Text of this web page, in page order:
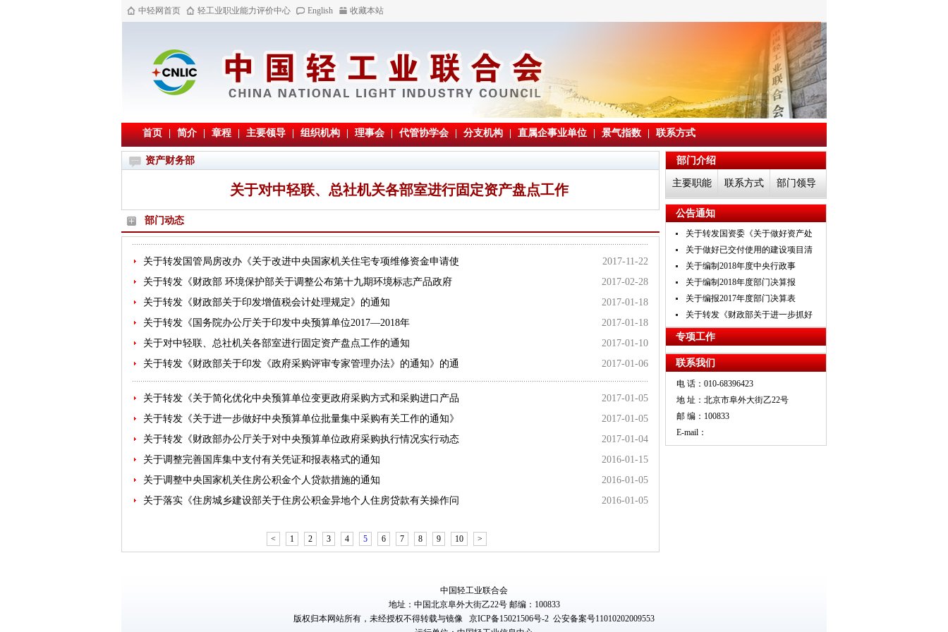
中轻网首页 轻工业职业能力评价中心 English 收藏本站
首页 | 简介 | 章程 | 主要领导 | 组织机构 | 理事会 | 代管协学会 | 分支机构 | 直属企事业单位 | 景气指数 | 联系方式
资产财务部
关于对中轻联、总社机关各部室进行固定资产盘点工作
部门动态
关于转发国管局房改办《关于改进中央国家机关住宅专项维修资金申请使
2017-11-22
关于转发《财政部 环境保护部关于调整公布第十九期环境标志产品政府
2017-02-28
关于转发《财政部关于印发增值税会计处理规定》的通知
2017-01-18
关于转发《国务院办公厅关于印发中央预算单位​2017—2018年
2017-01-18
关于对中轻联、总社机关各部室进行固定资产盘点工作的通知
2017-01-10
关于转发《财政部关于印发《政府采购评审专家管理办法》的通知》的通
2017-01-06
关于转发《关于简化优化中央预算单位变更政府采购方式和采购进口产品
2017-01-05
关于转发《关于进一步做好中央预算单位批量集中采购有关工作的通知》
2017-01-05
关于转发《财政部办公厅关于对中央预算单位政府采购执行情况实行动态
2017-01-04
关于调整完善国库集中支付有关凭证和报表格式的通知
2016-01-15
关于调整中央国家机关住房公积金个人贷款措施的通知
2016-01-05
关于落实《住房城乡建设部关于住房公积金异地个人住房贷款有关操作问
2016-01-05
< 1 2 3 4 5 6 7 8 9 10 >
部门介绍
主要职能 联系方式 部门领导
公告通知
关于转发国资委《关于做好资产处
关于做好已交付使用的建设项目清
关于编制2018年度中央行政事
关于编制2018年度部门决算报
关于编报2017年度部门决算表
关于转发《财政部关于进一步抓好
专项工作
联系我们
电 话：010-68396423
地 址：北京市阜外大街乙22号
邮 编：100833
E-mail：
中国轻工业联合会
地址：中国北京阜外大街乙22号 邮编：100833
版权归本网站所有，未经授权不得转载与镜像
京ICP备15021506号-2 公安备案号11010202009553